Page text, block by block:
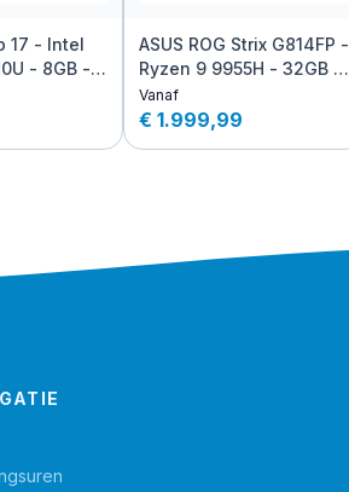
17 - Intel
- 8GB -
ASUS ROG Strix G814FP -
Ryzen 9 9955H - 32GB -
1TB SSD - RTX 5070 -
AZERTY
Vanaf
€ 1.999,99